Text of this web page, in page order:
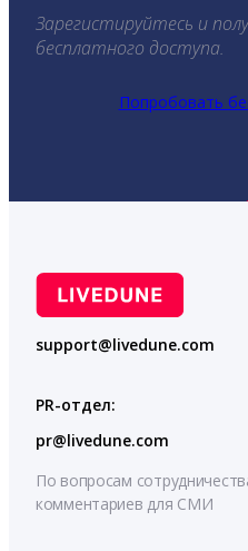
Зарегистируйтесь и
бесплатного доступа.
Попробовать
support@livedune.com
PR-отдел:
pr@livedune.com
По вопросам
комментариев для СМИ